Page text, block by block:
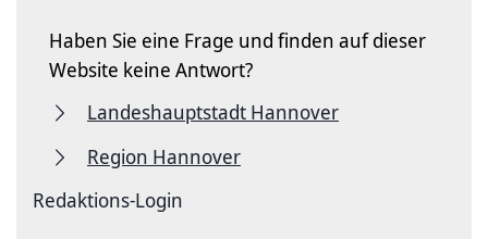
Haben Sie eine Frage und finden auf dieser
Website keine Antwort?
Landeshauptstadt Hannover
Region Hannover
Redaktions-Login